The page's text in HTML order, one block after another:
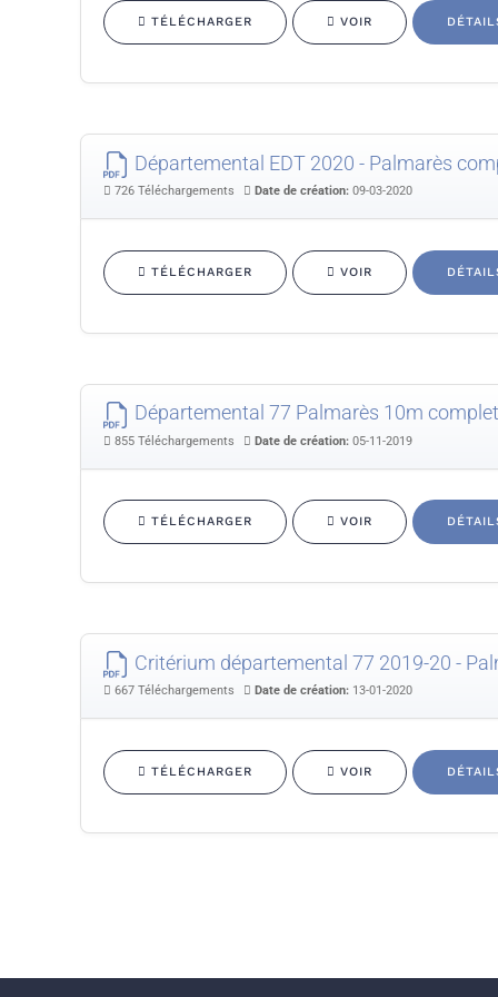
TÉLÉCHARGER VOIR
Départemental EDT 2020 - Palmarès
726 Téléchargements Date de création: 09-03-2020
TÉLÉCHARGER VOIR
Départemental 77 Palmarès 10m complet
855 Téléchargements Date de création: 05-11-2019
TÉLÉCHARGER VOIR
Critérium départemental 77 2019-20 -
667 Téléchargements Date de création: 13-01-2020
TÉLÉCHARGER VOIR